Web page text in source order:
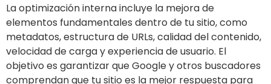
La optimización interna incluye la mejora de
elementos fundamentales dentro de tu sitio, como
metadatos, estructura de URLs, calidad del contenido,
velocidad de carga y experiencia de usuario. El
objetivo es garantizar que Google y otros buscadores
comprendan que tu sitio es la mejor respuesta para